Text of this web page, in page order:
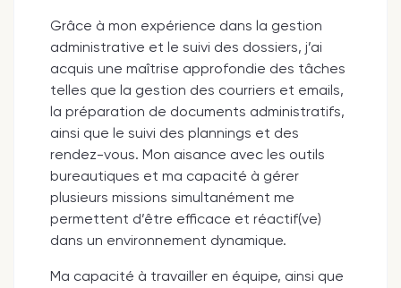
Grâce à mon expérience dans la gestion
administrative et le suivi des dossiers, j’ai
acquis une maîtrise approfondie des tâches
telles que la gestion des courriers et emails,
la préparation de documents administratifs,
ainsi que le suivi des plannings et des
rendez-vous. Mon aisance avec les outils
bureautiques et ma capacité à gérer
plusieurs missions simultanément me
permettent d’être efficace et réactif(ve)
dans un environnement dynamique.
Ma capacité à travailler en équipe, ainsi que